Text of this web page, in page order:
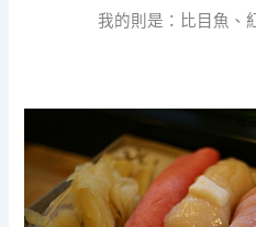
我的則是：比目魚、